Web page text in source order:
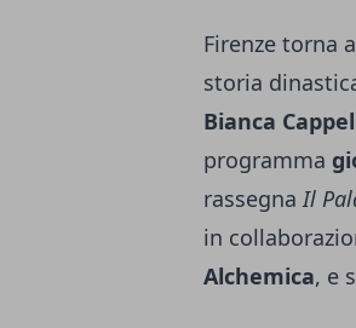
Firenze torna
storia
Bianca
programma
rassegnaIl
in
Alchemica, e